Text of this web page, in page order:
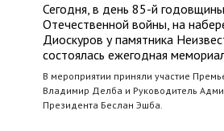
Сегодня, в день 85-й
Отечественной войны, на
Диоскуров у памятника
состоялась ежегодная
В мероприятии приняли участие
Владимир Делба и Руководитель
Президента Беслан Эшба.